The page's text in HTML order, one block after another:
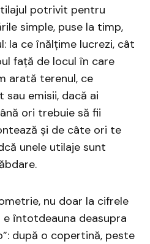
potrivit pentru
simple, puse la timp,
la ce înălțime lucrezi, cât
față de locul în care
arată terenul, ce
emisii, dacă ai
ori trebuie să fii
și de câte ori te
unele utilaje sunt
nu doar la cifrele
e întotdeauna deasupra
după o copertină, peste